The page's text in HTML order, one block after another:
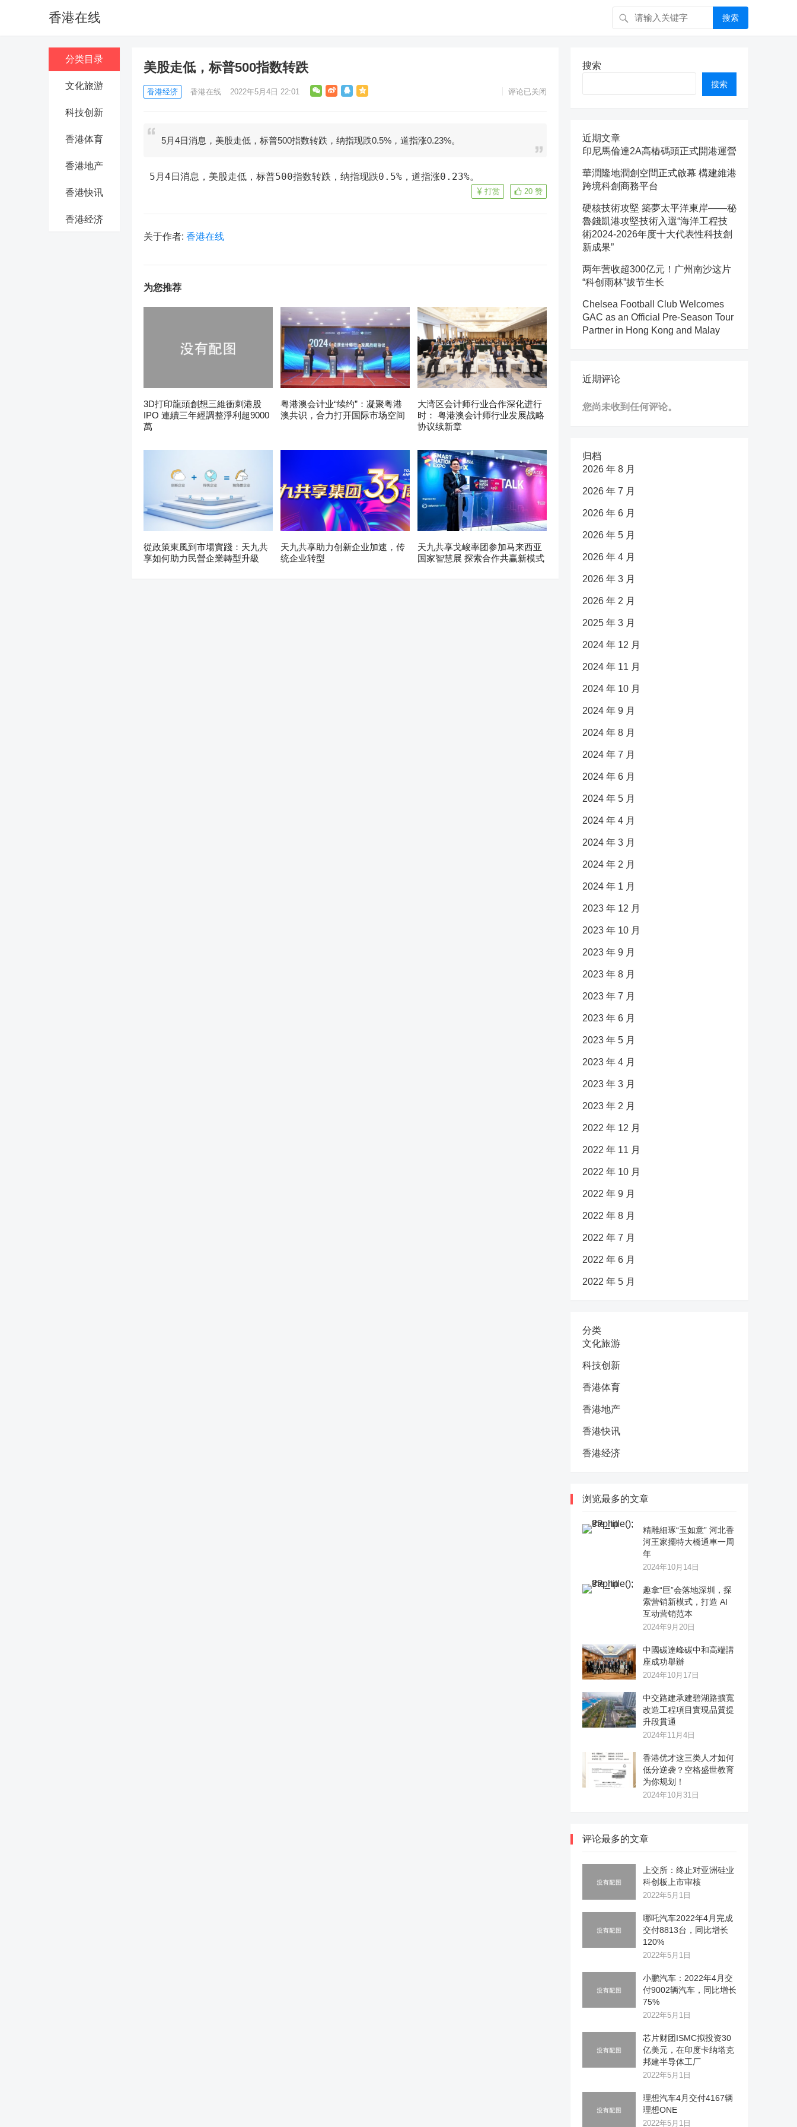
香港在线 搜索
分类目录
文化旅游
科技创新
香港体育
香港地产
香港快讯
香港经济
美股走低，标普500指数转跌
香港经济 香港在线 2022年5月4日 22:01 评论已关闭
5月4日消息，美股走低，标普500指数转跌，纳指现跌0.5%，道指涨0.23%。
5月4日消息，美股走低，标普500指数转跌，纳指现跌0.5%，道指涨0.23%。
20 赞
打赏
关于作者: 香港在线
为您推荐
3D打印龍頭創想三維衝刺港股
IPO 連續三年經調整淨利超9000
萬
粤港澳会计业“续约”：凝聚粤港
澳共识，合力打开国际市场空间
大湾区会计师行业合作深化进行
时： 粤港澳会计师行业发展战略
协议续新章
從政策東風到市場實踐：天九共
享如何助力民營企業轉型升級
天九共享助力创新企业加速，传
统企业转型
天九共享戈峻率团参加马来西亚
国家智慧展 探索合作共赢新模式
搜索
搜索
近期文章
印尼馬倫達2A高樁碼頭正式開港運營
華潤隆地潤創空間正式啟幕 構建維港
跨境科創商務平台
硬核技術攻堅 築夢太平洋東岸——秘
魯錢凱港攻堅技術入選“海洋工程技
術2024-2026年度十大代表性科技創
新成果”
两年营收超300亿元！广州南沙这片
“科创雨林”拔节生长
Chelsea Football Club Welcomes
GAC as an Official Pre-Season Tour
Partner in Hong Kong and Malay
近期评论
您尚未收到任何评论。
归档
2026 年 8 月
2026 年 7 月
2026 年 6 月
2026 年 5 月
2026 年 4 月
2026 年 3 月
2026 年 2 月
2025 年 3 月
2024 年 12 月
2024 年 11 月
2024 年 10 月
2024 年 9 月
2024 年 8 月
2024 年 7 月
2024 年 6 月
2024 年 5 月
2024 年 4 月
2024 年 3 月
2024 年 2 月
2024 年 1 月
2023 年 12 月
2023 年 10 月
2023 年 9 月
2023 年 8 月
2023 年 7 月
2023 年 6 月
2023 年 5 月
2023 年 4 月
2023 年 3 月
2023 年 2 月
2022 年 12 月
2022 年 11 月
2022 年 10 月
2022 年 9 月
2022 年 8 月
2022 年 7 月
2022 年 6 月
2022 年 5 月
分类
文化旅游
科技创新
香港体育
香港地产
香港快讯
香港经济
浏览最多的文章
精雕細琢“玉如意” 河北香
河王家擺特大橋通車一周
年
2024年10月14日
趣拿“巨”会落地深圳，探
索营销新模式，打造 AI
互动营销范本
2024年9月20日
中國碳達峰碳中和高端講
座成功舉辦
2024年10月17日
中交路建承建碧湖路擴寬
改造工程項目實現品質提
升段貫通
2024年11月4日
香港优才这三类人才如何
低分逆袭？空格盛世教育
为你规划！
2024年10月31日
评论最多的文章
上交所：终止对亚洲硅业
科创板上市审核
2022年5月1日
哪吒汽车2022年4月完成
交付8813台，同比增长
120%
2022年5月1日
小鹏汽车：2022年4月交
付9002辆汽车，同比增长
75%
2022年5月1日
芯片财团ISMC拟投资30
亿美元，在印度卡纳塔克
邦建半导体工厂
2022年5月1日
理想汽车4月交付4167辆
理想ONE
2022年5月1日